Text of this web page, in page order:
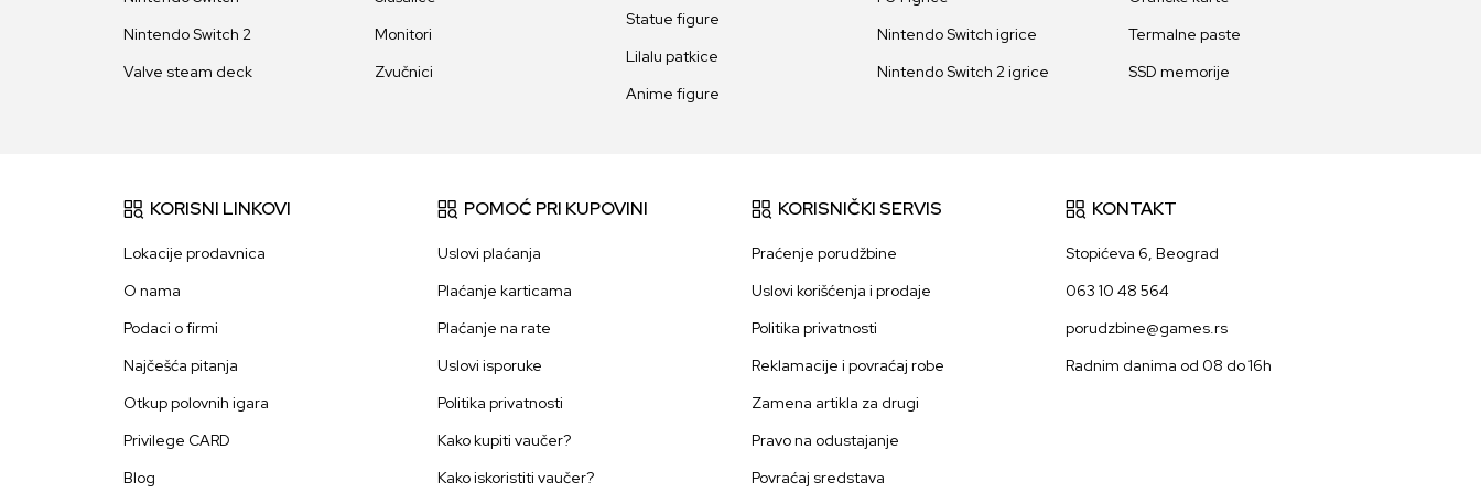
Nintendo Switch 2
Valve steam deck
Monitori
Zvučnici
Statue figure
Lilalu patkice
Anime figure
Nintendo Switch igrice
Nintendo Switch 2 igrice
Termalne paste
SSD memorije
KORISNI LINKOVI
Lokacije prodavnica
O nama
Podaci o firmi
Najčešća pitanja
Otkup polovnih igara
Privilege CARD
Blog
POMOĆ PRI KUPOVINI
Uslovi plaćanja
Plaćanje karticama
Plaćanje na rate
Uslovi isporuke
Politika privatnosti
Kako kupiti vaučer?
Kako iskoristiti vaučer?
KORISNIČKI SERVIS
Praćenje porudžbine
Uslovi korišćenja i prodaje
Politika privatnosti
Reklamacije i povraćaj robe
Zamena artikla za drugi
Pravo na odustajanje
Povraćaj sredstava
KONTAKT
Stopićeva 6, Beograd
063 10 48 564
porudzbine@games.rs
Radnim danima od 08 do 16h